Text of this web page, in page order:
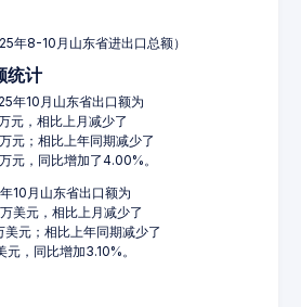
年8-10月山东省进出口总额）
统计
年10月山东省出口额为
元，相比上月减少了
元；相比上年同期减少了
元，同比增加了4.00%。
10月山东省出口额为
美元，相比上月减少了
元；相比上年同期减少了
，同比增加3.10%。